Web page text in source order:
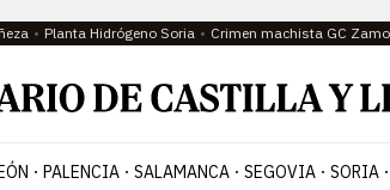
Planta Hidrógeno Soria Crimen machista GC
PALENCIA SALAMANCA SEGOVIA SORIA